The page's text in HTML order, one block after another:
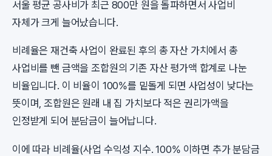
서울 평균 공사비가 최근 800만 원을 돌파하면서 사업비
자체가 크게 늘어났습니다.
비례율은 재건축 사업이 완료된 후의 총 자산 가치에서 총
사업비를 뺀 금액을 조합원의 기존 자산 평가액 합계로 나눈
비율입니다. 이 비율이 100%를 밑돌게 되면 사업성이 낮다는
뜻이며, 조합원은 원래 내 집 가치보다 적은 권리가액을
인정받게 되어 분담금이 늘어납니다.
이에 따라 비례율(사업 수익성 지수. 100% 이하면 추가 분담금